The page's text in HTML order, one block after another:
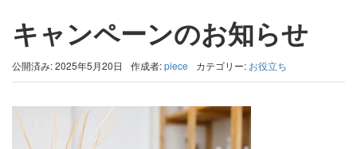
キャンペーンのお知らせ
公開済み: 2025年5月20日 作成者:piece カテゴリー: お役立ち